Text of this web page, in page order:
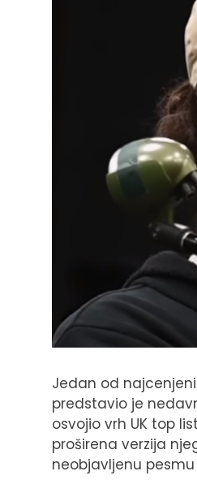
Jedan od
predstavio je
osvojio vrh UK top
proširena verzija
neobjavljenu pesmu